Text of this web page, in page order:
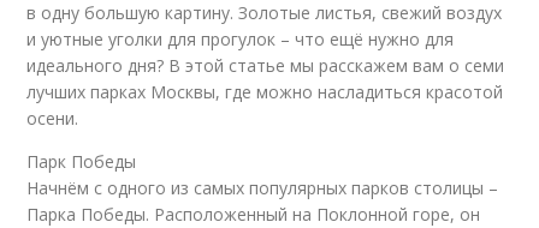
в одну большую картину. Золотые листья, свежий воздух
и уютные уголки для прогулок – что ещё нужно для
идеального дня? В этой статье мы расскажем вам о семи
лучших парках Москвы, где можно насладиться красотой
осени.
Парк Победы
Начнём с одного из самых популярных парков столицы –
Парка Победы. Расположенный на Поклонной горе, он